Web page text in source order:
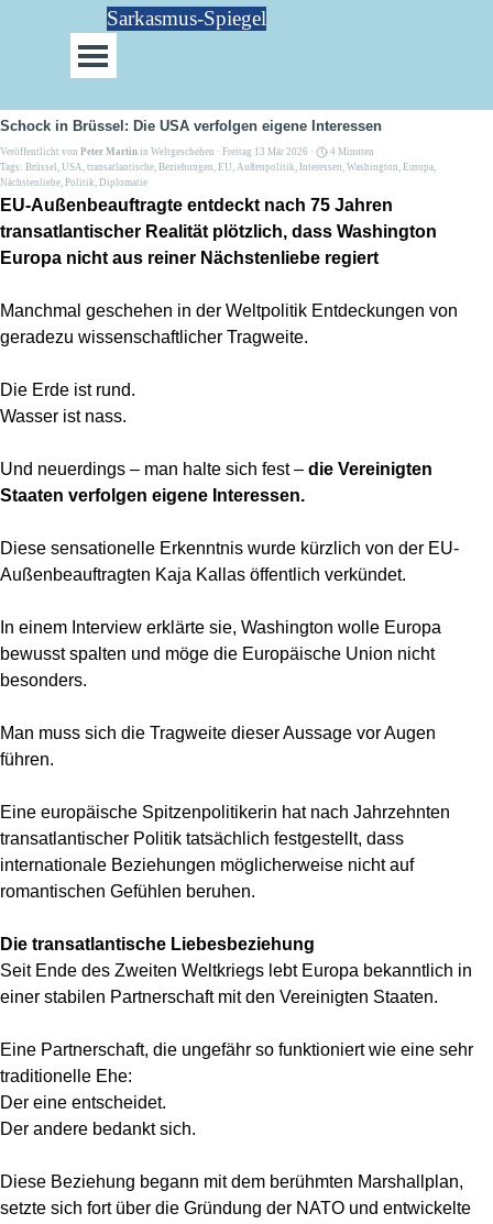
Direkt zum SeiteninhaltSarkasmus-Spiegel
Menü überspringen
Schock in Brüssel: Die USA verfolgen eigene Interessen
Veröffentlicht von Peter Martin in Weltgeschehen · Freitag 13 Mär 2026 ·
4 Minuten
Tags: Brüssel , USA, transatlantische, Beziehungen, EU, Außenpolitik, Interessen, Washington, Europa,
Nächstenliebe, Politik, Diplomatie
EU-Außenbeauftragte entdeckt nach 75 Jahren
transatlantischer Realität plötzlich, dass Washington
Europa nicht aus reiner Nächstenliebe regiert
Manchmal geschehen in der Weltpolitik Entdeckungen von
geradezu wissenschaftlicher Tragweite.
Die Erde ist rund.
Wasser ist nass.
Und neuerdings – man halte sich fest – die Vereinigten
Staaten verfolgen eigene Interessen.
Diese sensationelle Erkenntnis wurde kürzlich von der EU-
Außenbeauftragten Kaja Kallas öffentlich verkündet.
In einem Interview erklärte sie, Washington wolle Europa
bewusst spalten und möge die Europäische Union nicht
besonders.
Man muss sich die Tragweite dieser Aussage vor Augen
führen.
Eine europäische Spitzenpolitikerin hat nach Jahrzehnten
transatlantischer Politik tatsächlich festgestellt, dass
internationale Beziehungen möglicherweise nicht auf
romantischen Gefühlen beruhen.
Die transatlantische Liebesbeziehung
Seit Ende des Zweiten Weltkriegs lebt Europa bekanntlich in
einer stabilen Partnerschaft mit den Vereinigten Staaten.
Eine Partnerschaft, die ungefähr so funktioniert wie eine sehr
traditionelle Ehe:
Der eine entscheidet.
Der andere bedankt sich.
Diese Beziehung begann mit dem berühmten Marshallplan,
setzte sich fort über die Gründung der NATO und entwickelte